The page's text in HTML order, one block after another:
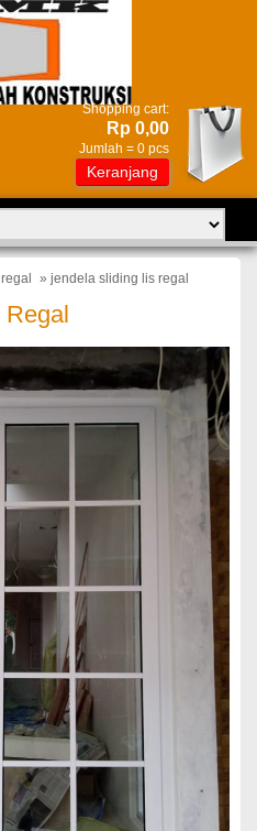
Shopping cart:
Rp 0,00
Jumlah = 0 pcs
Keranjang
» jendela sliding lis regal